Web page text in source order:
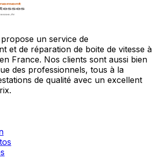
un service de
et de réparation de boite de vitesse à
France. Nos clients sont aussi bien
des professionnels, tous à la
de qualité avec un excellent